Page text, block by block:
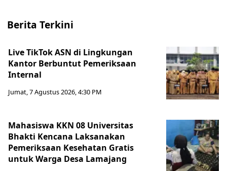
Berita Terkini
Live TikTok ASN di Lingkungan
Kantor Berbuntut Pemeriksaan
Internal
Jumat, 7 Agustus 2026, 4:30 PM
Mahasiswa KKN 08 Universitas
Bhakti Kencana Laksanakan
Pemeriksaan Kesehatan Gratis
untuk Warga Desa Lamajang